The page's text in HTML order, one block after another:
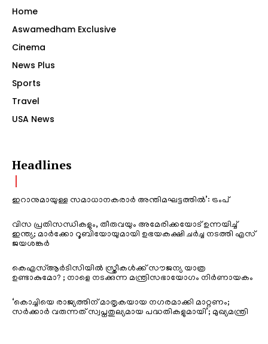
Home
Aswamedham Exclusive
Cinema
News Plus
Sports
Travel
USA News
Headlines
ഇറാനുമായുള്ള സമാധാനകരാർ അന്തിമഘട്ടത്തിൽ‌’: ട്രംപ്
വിസ പ്രതിസന്ധികളും, തീരുവയും അമേരിക്കയോട് ഉന്നയിച്ച്
ഇന്ത്യ; മാർക്കോ റൂബിയോയുമായി ഉഭയകക്ഷി ചർച്ച നടത്തി എസ്
ജയശങ്കർ
കെഎസ്ആർടിസിയിൽ സ്ത്രീകൾക്ക് സൗജന്യ യാത്ര
ഉണ്ടാകുമോ? ; നാളെ നടക്കുന്ന മന്ത്രിസഭായോഗം നിർണായകം
‘കൊച്ചിയെ രാജ്യത്തിന് മാതൃകയായ നഗരമാക്കി മാറ്റണം;
സർക്കാർ വരുന്നത് സ്വപ്നതുല്യമായ പദ്ധതികളുമായി’; മുഖ്യമന്ത്രി